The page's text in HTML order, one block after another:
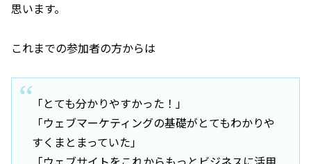
思います。
これまでの参加者の方からは
「とても分かりやすかった！」
「ウェブマーケティングの基礎がとてもわかりや
すくまとまっていた」